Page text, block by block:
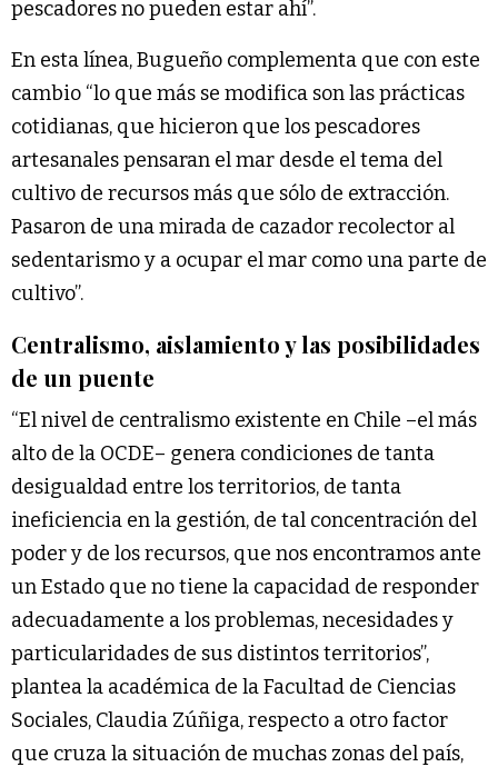
pescadores no pueden estar ahí”.
En esta línea, Bugueño complementa que con este
cambio “lo que más se modifica son las prácticas
cotidianas, que hicieron que los pescadores
artesanales pensaran el mar desde el tema del
cultivo de recursos más que sólo de extracción.
Pasaron de una mirada de cazador recolector al
sedentarismo y a ocupar el mar como una parte de
cultivo”.
Centralismo, aislamiento y las posibilidades
de un puente
“El nivel de centralismo existente en Chile –el más
alto de la OCDE– genera condiciones de tanta
desigualdad entre los territorios, de tanta
ineficiencia en la gestión, de tal concentración del
poder y de los recursos, que nos encontramos ante
un Estado que no tiene la capacidad de responder
adecuadamente a los problemas, necesidades y
particularidades de sus distintos territorios”,
plantea la académica de la Facultad de Ciencias
Sociales, Claudia Zúñiga, respecto a otro factor
que cruza la situación de muchas zonas del país,